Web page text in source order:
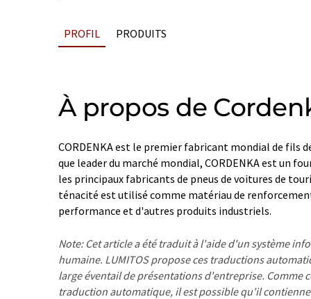
PROFIL PRODUITS
À propos de
CORDENKA est le premier fabricant mondial de fils
que leader du marché mondial, CORDENKA est un
les principaux fabricants de pneus de voitures de
ténacité est utilisé comme matériau de
performance et d'autres produits industriels.
Note: Cet article a été traduit à l'aide d'un système
humaine. LUMITOS propose ces traductions
large éventail de présentations d'entreprise. Comme
traduction automatique, il est possible qu'il